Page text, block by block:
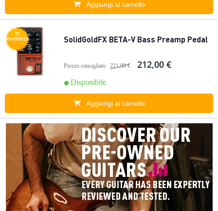
Aggiungi al carrello
In
evidenza SolidGoldFX BETA-V Bass Preamp Pedal
Prezzo consigliato 221,00 € 212,00 €
Disponibile
Aggiungi al carrello